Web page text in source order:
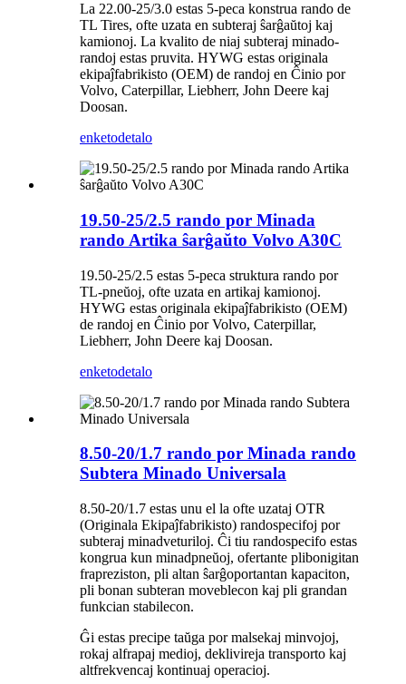
La 22.00-25/3.0 estas 5-peca konstrua rando de
TL Tires, ofte uzata en subteraj ŝarĝaŭtoj kaj
kamionoj. La kvalito de niaj subteraj minado-
randoj estas pruvita. HYWG estas originala
ekipaĵfabrikisto (OEM) de randoj en Ĉinio por
Volvo, Caterpillar, Liebherr, John Deere kaj
Doosan.
enketodetalo
19.50-25/2.5 rando por Minada
rando Artika ŝarĝaŭto Volvo A30C
19.50-25/2.5 estas 5-peca struktura rando por
TL-pneŭoj, ofte uzata en artikaj kamionoj.
HYWG estas originala ekipaĵfabrikisto (OEM)
de randoj en Ĉinio por Volvo, Caterpillar,
Liebherr, John Deere kaj Doosan.
enketodetalo
8.50-20/1.7 rando por Minada rando
Subtera Minado Universala
8.50-20/1.7 estas unu el la ofte uzataj OTR
(Originala Ekipaĵfabrikisto) randospecifoj por
subteraj minadveturiloj. Ĉi tiu randospecifo estas
kongrua kun minadpneŭoj, ofertante plibonigitan
frapreziston, pli altan ŝarĝoportantan kapaciton,
pli bonan subteran moveblecon kaj pli grandan
funkcian stabilecon.
Ĝi estas precipe taŭga por malsekaj minvojoj,
rokaj alfrapaj medioj, deklivireja transporto kaj
altfrekvencaj kontinuaj operacioj.